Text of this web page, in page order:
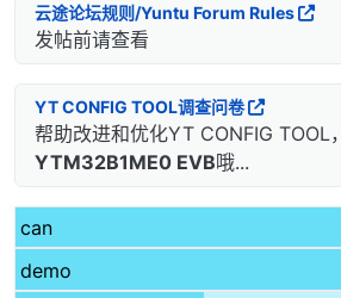
云途论坛规则/Yuntu Forum Rules
发帖前请查看
YT CONFIG TOOL调查问卷
帮助改进和优化YT CONFIG TOOL
YTM32B1ME0 EVB哦...
can
demo